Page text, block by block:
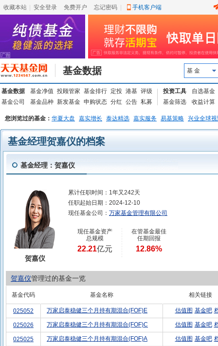
收藏本站 安全登录 免费开户 忘记密码 手机客户端
基金数据 基 金
基金数据 基金净值 投顾管家 基金排行 定投 港基 评级
基金公司
基金品种 新发基金 申购状态 分红 公告 私募
投资工具
自选基金
基金筛选
收益计算
您浏览过的基金： 华夏大盘 嘉实增长 泰达精选 嘉实服务 易基策略 兴业全球
基金经理贺嘉仪的档案
基金经理：贺嘉仪
贺嘉仪
累计任职时间： 1年又242天
任职起始日期： 2024-12-10
现任基金公司： 万家基金管理有限公司
现任基金资产
总规模
22.21亿元
在管基金最佳
任期回报
12.86%
贺嘉仪管理过的基金一览
基金代码 基金名称 相关链接
025052 万家启泰稳健三个月持有期混合(FOF)E 估值图 基金吧
025026 万家启泰稳健三个月持有期混合(FOF)C 估值图 基金吧
025025 万家启泰稳健三个月持有期混合(FOF)A 估值图 基金吧